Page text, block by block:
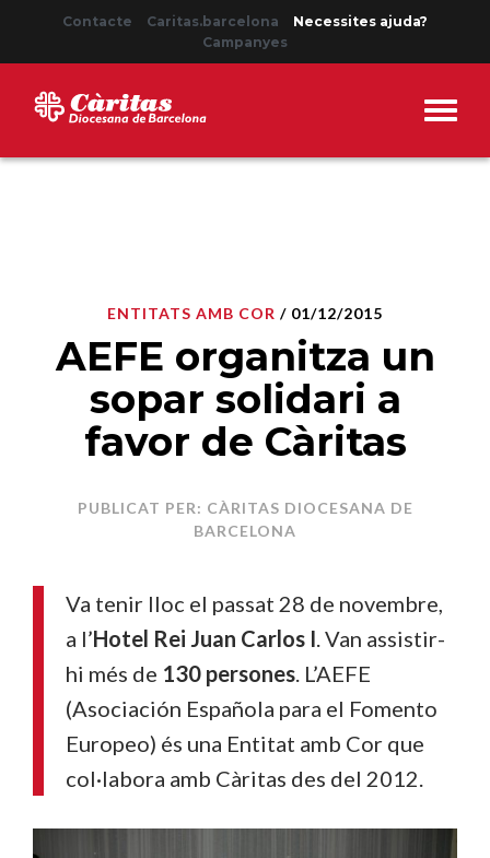
Contacte Caritas.barcelona
Necessites ajuda?
Campanyes
ENTITATS AMB COR / 01/12/2015
AEFE organitza un
sopar solidari a
favor de Càritas
PUBLICAT PER: CÀRITAS DIOCESANA DE
BARCELONA
Va tenir lloc el passat 28 de novembre,
a l’Hotel Rei Juan Carlos I. Van assistir-
hi més de 130 persones. L’AEFE
(Asociación Española para el Fomento
Europeo) és una Entitat amb Cor que
col·labora amb Càritas des del 2012.